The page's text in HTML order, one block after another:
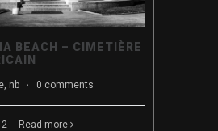
BEACH – CIMETIÈRE
nb · 0 comments
2 Read more